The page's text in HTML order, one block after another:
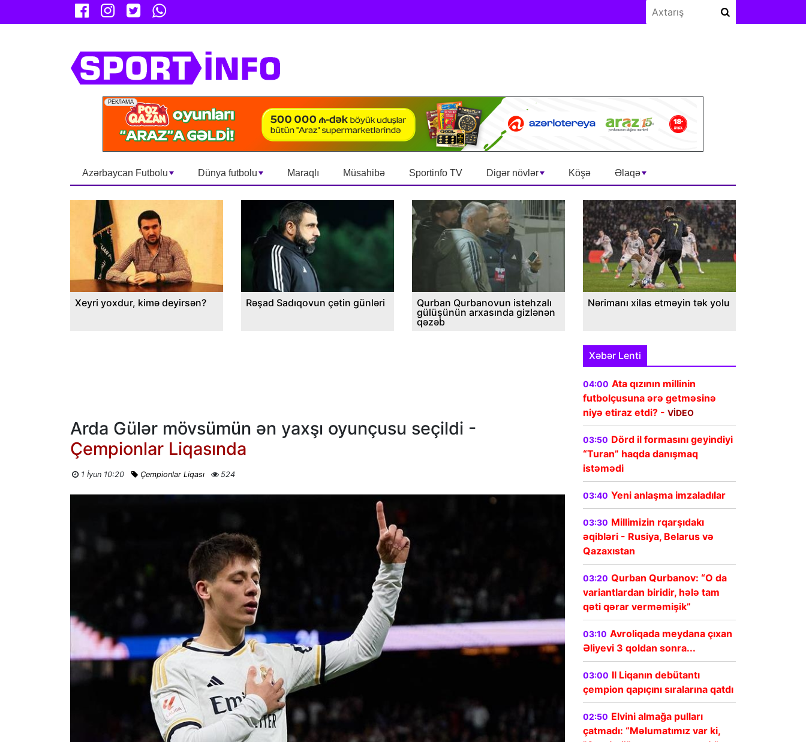
Azərbaycan Futbolu Dünya futbolu Maraqlı Müsahibə Sportinfo TV Digər növlər Köşə Əlaqə
Xeyri yoxdur, kimə deyirsən? Rəşad Sadıqovun çətin günləri
Qurban Qurbanovun istehzalı
gülüşünün arxasında gizlənən
qəzəb
Nərimanı xilas etməyin tək yolu
Arda Gülər mövsümün ən yaxşı oyunçusu seçildi -
Çempionlar Liqasında
1 İyun 10:20 Çempionlar Liqası 524
Xəbər Lenti
04:00 Ata qızının millinin
futbolçusuna ərə getməsinə
niyə etiraz etdi? - VİDEO
03:50 Dörd il formasını geyindiyi
“Turan” haqda danışmaq
istəmədi
03:40 Yeni anlaşma imzaladılar
03:30 Millimizin rqarşıdakı
əqibləri - Rusiya, Belarus və
Qazaxıstan
03:20 Qurban Qurbanov: “O da
variantlardan biridir, hələ tam
qəti qərar verməmişik”
03:10 Avroliqada meydana çıxan
Əliyevi 3 qoldan sonra...
03:00 II Liqanın debütantı
çempion qapıçını sıralarına qatdı
02:50 Elvini almağa pulları
çatmadı: “Məlumatımız var ki,